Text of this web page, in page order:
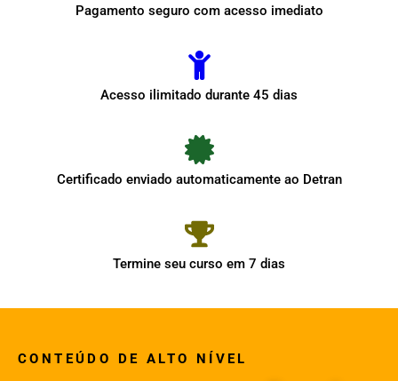
Pagamento seguro com acesso imediato
Acesso ilimitado durante 45 dias
Certificado enviado automaticamente ao Detran
Termine seu curso em 7 dias
CONTEÚDO DE ALTO NÍVEL